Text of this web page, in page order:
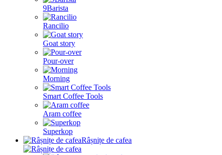
9Barista
Rancilio
Goat story
Pour-over
Morning
Smart Coffee Tools
Aram coffee
Superkop
Râșnițe de cafea